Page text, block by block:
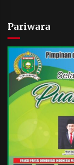
Pariwara